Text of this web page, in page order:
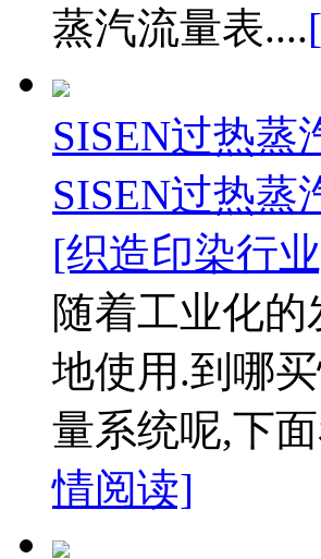
蒸汽流量表....
SISEN过热蒸
SISEN过热蒸
[织造印染行
随着工业化
地使用.到哪
量系统呢,下
情阅读]